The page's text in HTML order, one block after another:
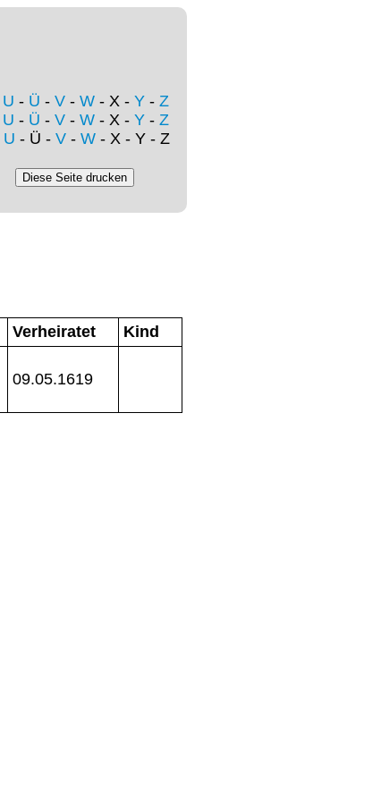
U - Ü - V - W - X - Y - Z
U - Ü - V - W - X - Y - Z
U - Ü - V- W- X - Y - Z
Verheiratet
Kind
09.05.1619